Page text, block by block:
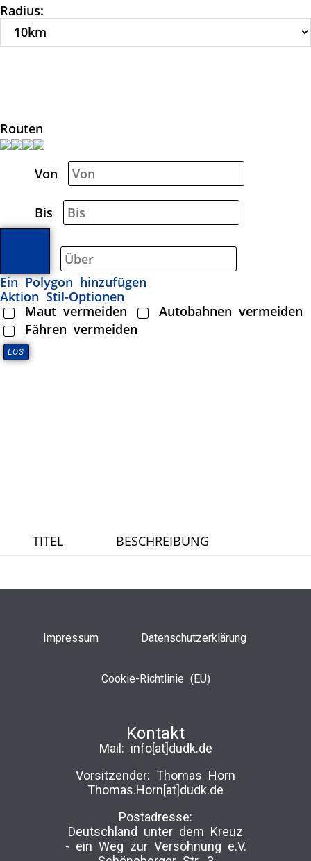
Radius:
Routen
Von
Bis
Ein Polygon hinzufügen
Aktion Stil-Optionen
Maut vermeiden
Autobahnen vermeiden
Fähren vermeiden
TITEL BESCHREIBUNG
Impressum Datenschutzerklärung
Cookie-Richtlinie (EU)
Kontakt
Mail: info[at]dudk.de
Vorsitzender: Thomas Horn
Thomas.Horn[at]dudk.de
Postadresse:
Deutschland unter dem Kreuz
-­ ein Weg zur Versöhnung e.V.